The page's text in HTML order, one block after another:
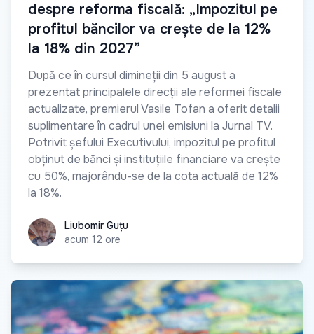
despre reforma fiscală: „Impozitul pe
profitul băncilor va crește de la 12%
la 18% din 2027”
După ce în cursul dimineții din 5 august a
prezentat principalele direcții ale reformei fiscale
actualizate, premierul Vasile Tofan a oferit detalii
suplimentare în cadrul unei emisiuni la Jurnal TV.
Potrivit șefului Executivului, impozitul pe profitul
obținut de bănci și instituțiile financiare va crește
cu 50%, majorându-se de la cota actuală de 12%
la 18%.
Liubomir Guțu
Liubomir Guțu
acum 12 ore